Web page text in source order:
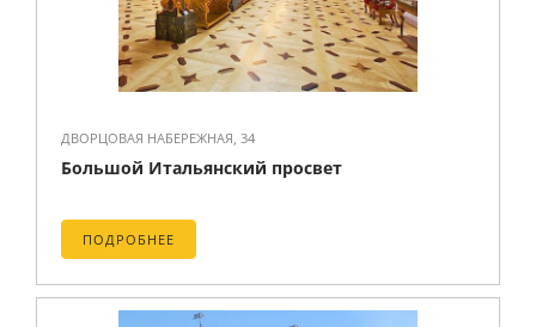
ДВОРЦОВАЯ НАБЕРЕЖНАЯ, 34
Большой Итальянский просвет
ПОДРОБНЕЕ